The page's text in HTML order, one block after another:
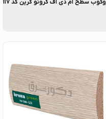
سطح ام دی اف کرونو گرین کد ۱۱۷